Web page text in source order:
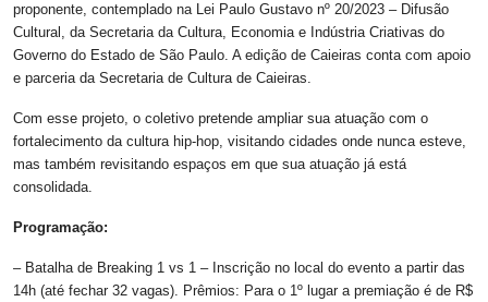
proponente, contemplado na Lei Paulo Gustavo nº 20/2023 – Difusão
Cultural, da Secretaria da Cultura, Economia e Indústria Criativas do
Governo do Estado de São Paulo. A edição de Caieiras conta com apoio
e parceria da Secretaria de Cultura de Caieiras.
Com esse projeto, o coletivo pretende ampliar sua atuação com o
fortalecimento da cultura hip-hop, visitando cidades onde nunca esteve,
mas também revisitando espaços em que sua atuação já está
consolidada.
Programação:
– Batalha de Breaking 1 vs 1 – Inscrição no local do evento a partir das
14h (até fechar 32 vagas). Prêmios: Para o 1º lugar a premiação é de R$